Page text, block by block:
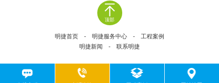
顶部
明捷首页 - 明捷服务中心 -
工程案例
明捷新闻
- 联系明捷